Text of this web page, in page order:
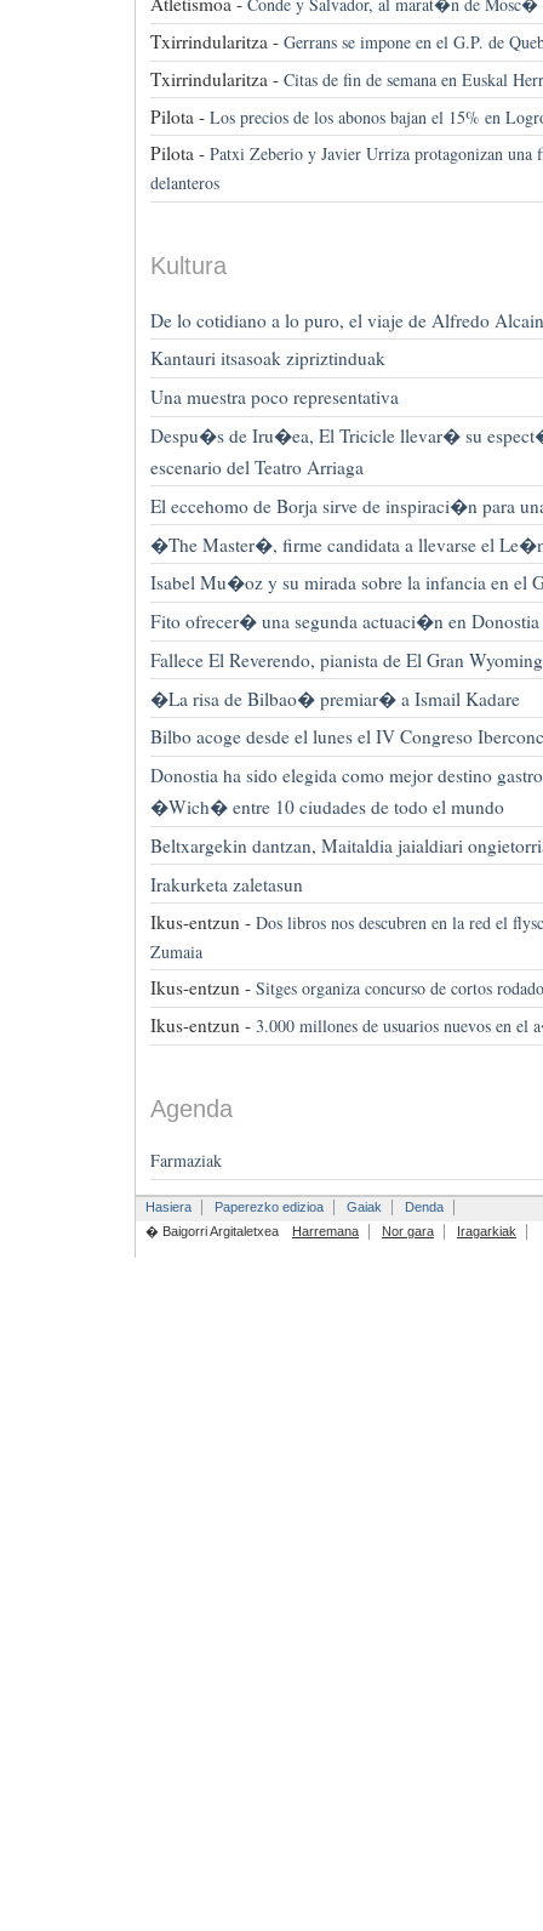
Conde y Salvador, al marat�n de Mosc�
Txirrindularitza - Gerrans se impone en el G.P. de
Txirrindularitza - Citas de fin de semana en Euskal
Pilota - Los precios de los abonos bajan el 15% en
Pilota - Patxi Zeberio y Javier Urriza protagonizan
delanteros
Kultura
De lo cotidiano a lo puro, el viaje de Alfredo
Kantauri itsasoak zipriztinduak
Una muestra poco representativa
Despu�s de Iru�ea, El Tricicle llevar� su
escenario del Teatro Arriaga
El eccehomo de Borja sirve de inspiraci�n para
�The Master�, firme candidata a llevarse el
Isabel Mu�oz y su mirada sobre la infancia en el
Fito ofrecer� una segunda actuaci�n en Donostia
Fallece El Reverendo, pianista de El Gran Wyoming
�La risa de Bilbao� premiar� a Ismail Kadare
Bilbo acoge desde el lunes el IV Congreso
Donostia ha sido elegida como mejor destino
�Wich� entre 10 ciudades de todo el mundo
Beltxargekin dantzan, Maitaldia jaialdiari
Irakurketa zaletasun
Ikus-entzun - Dos libros nos descubren en la red el
Zumaia
Ikus-entzun - Sitges organiza concurso de cortos
Ikus-entzun - 3.000 millones de usuarios nuevos en el
Agenda
Farmaziak
Hasiera Paperezko edizioa Gaiak
Denda
� Baigorri Argitaletxea
Harremana Nor gara Iragarkiak